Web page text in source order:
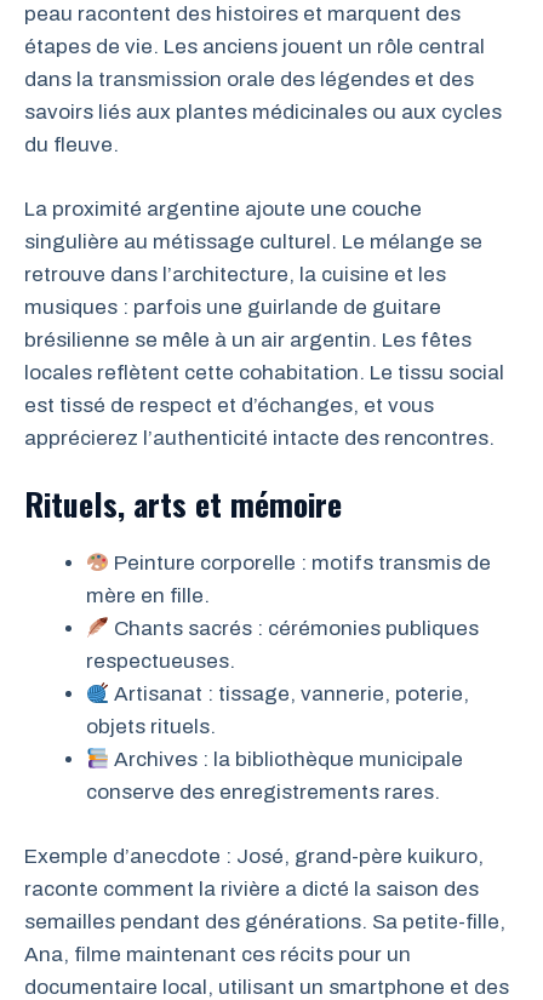
peau racontent des histoires et marquent des
étapes de vie. Les anciens jouent un rôle central
dans la transmission orale des légendes et des
savoirs liés aux plantes médicinales ou aux cycles
du fleuve.
La proximité argentine ajoute une couche
singulière au métissage culturel. Le mélange se
retrouve dans l’architecture, la cuisine et les
musiques : parfois une guirlande de guitare
brésilienne se mêle à un air argentin. Les fêtes
locales reflètent cette cohabitation. Le tissu social
est tissé de respect et d’échanges, et vous
apprécierez l’authenticité intacte des rencontres.
Rituels, arts et mémoire
Peinture corporelle : motifs transmis de
mère en fille.
Chants sacrés : cérémonies publiques
respectueuses.
Artisanat : tissage, vannerie, poterie,
objets rituels.
Archives : la bibliothèque municipale
conserve des enregistrements rares.
Exemple d’anecdote : José, grand-père kuikuro,
raconte comment la rivière a dicté la saison des
semailles pendant des générations. Sa petite-fille,
Ana, filme maintenant ces récits pour un
documentaire local, utilisant un smartphone et des